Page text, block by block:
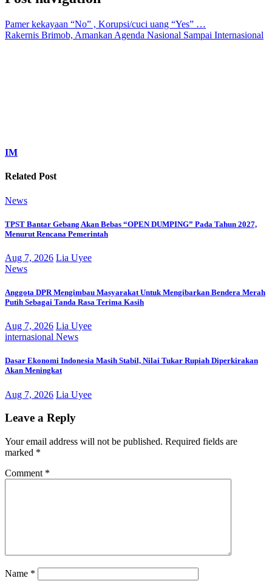
Pamer kekayaan “No” , Korupsi/cuci uang “Yes” …
Rakernis Brimob, Amankan Agenda Nasional Sampai Internasional
IM
Related Post
News
TPST Bantar Gebang Akan Bebas “OPEN DUMPING” Pada Tahun 2027,
Menurut Rencana Pemerintah
Aug 7, 2026 Lia Uyee
News
Anggota DPR Mengimbau Masyarakat Untuk Mengibarkan Bendera Merah
Putih Sebagai Tanda Rasa Terima Kasih
Aug 7, 2026 Lia Uyee
internasional News
Dasar Ekonomi Indonesia Masih Stabil, Nilai Tukar Rupiah Diperkirakan
Akan Meningkat
Aug 7, 2026 Lia Uyee
Leave a Reply
Your email address will not be published. Required fields are
marked *
Comment *
Name *